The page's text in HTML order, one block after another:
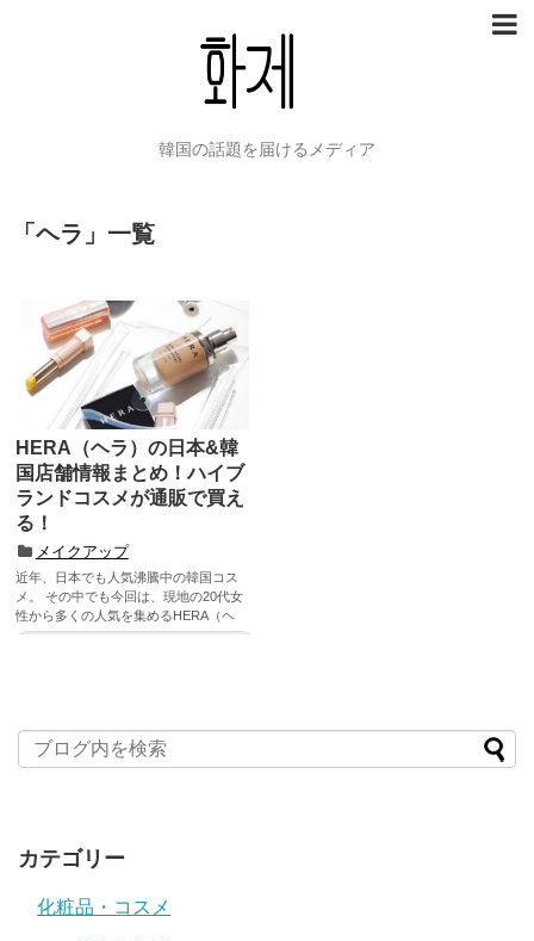
韓国の話題を届けるメディア
「 ヘラ 」 一覧
HERA（ヘラ）の日本&韓
国店舗情報まとめ！ハイブ
ランドコスメが通販で買え
る！
メイクアップ
近年、日本でも人気沸騰中の韓国コス
メ。 その中でも今回は、現地の20代女
性から多くの人気を集めるHERA（ヘ
ラ...
カテゴリー
化粧品・コスメ